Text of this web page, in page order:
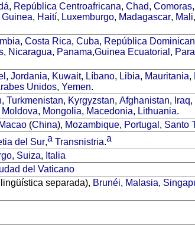
, República Centroafricana, Chad, Comoras,
Guinea, Haití, Luxemburgo, Madagascar, Mali,
, Costa Rica, Cuba, República
, Nicaragua, Panama,Guinea Ecuatorial ,
, Jordania, Kuwait, Líbano, Libia, Mauritania,
Unidos, Yemen.
, Turkmenistan, Kyrgyzstan, Afghanistan, Iraq,
Moldova, Mongolia, Macedonia, Lithuania.
Macao (China), Mozambique, Portugal , Santo
del Sur,a Transnistria.a
, Suiza, Italia
del Vaticano
separada), Brunéi, Malasia,